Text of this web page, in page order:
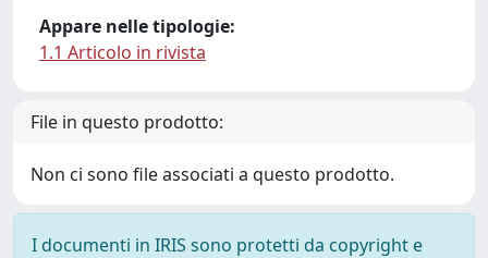
Appare nelle tipologie:
1.1 Articolo in rivista
File in questo prodotto:
Non ci sono file associati a questo prodotto.
I documenti in IRIS sono protetti da copyright e